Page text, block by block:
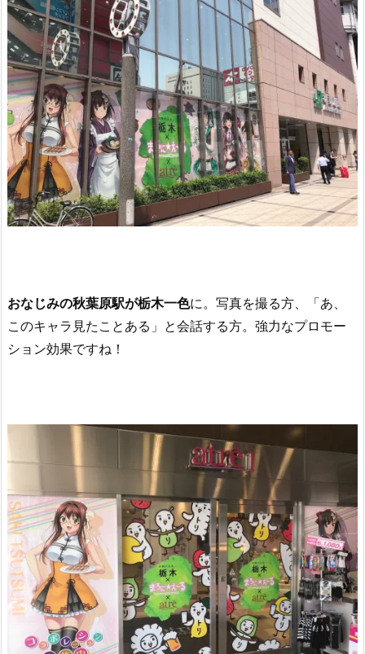
おなじみの秋葉原駅が栃木一色に。写真を撮る方、「あ、
このキャラ見たことある」と会話する方。強力なプロモー
ション効果ですね！